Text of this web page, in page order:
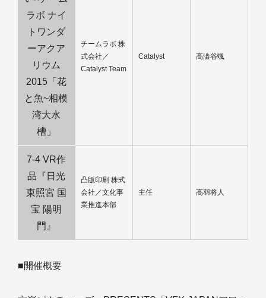
ラボ ナイ
トワンダ
ーアクア
リウム
2015「花
と魚~相模
湾大水
槽」
チームラボ 株
式会社／
Catalyst Team
Catalyst 髙澁谷颯
7-4 VR作
品『日光
東照宮 国
宝 陽明
門』
凸版印刷 株式
会社／文化事
業推進本部
主任 高羽将人
■開催概要